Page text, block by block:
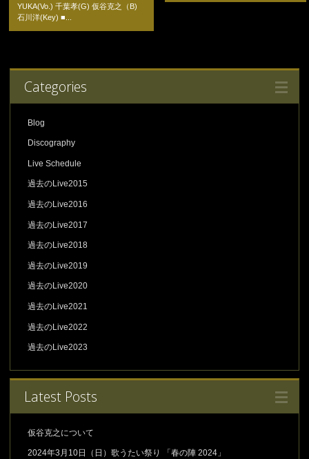
YUKA(Vo.) 千葉孝(G) 仮谷克之（B)
石川洋(Key) ■...
Categories
Blog
Discography
Live Schedule
過去のLive2015
過去のLive2016
過去のLive2017
過去のLive2018
過去のLive2019
過去のLive2020
過去のLive2021
過去のLive2022
過去のLive2023
Latest Posts
仮谷克之について
2024年3月10日（日）歌うたい祭り 「春の陣 2024」